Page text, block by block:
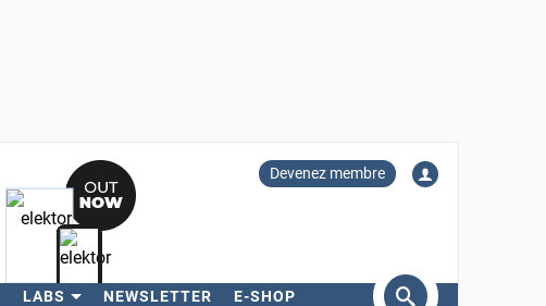
Devenez membre
LABS NEWSLETTER E-SHOP